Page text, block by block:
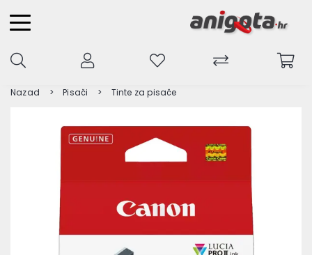
Nazad Pisači Tinte za pisače